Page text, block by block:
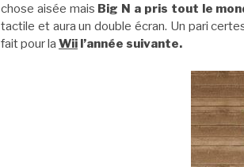
chose aisée mais Big N a pris tout le
tactile et aura un double écran. Un pari
fait pour la Wii l’année suivante.